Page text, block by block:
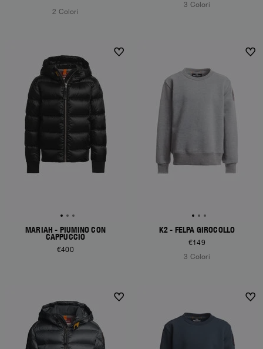
2 Colori
3 Colori
NEW ARRIVALS
MARIAH - PIUMINO CON
CAPPUCCIO
€400
K2 - FELPA GIROCOLLO
€149
3 Colori
NEW ARRIVALS